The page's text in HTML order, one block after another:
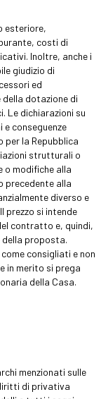
esteriore,
costi di
Inoltre, anche i
giudizio di
ed
dotazione di
Le dichiarazioni su
conseguenze
la Repubblica
strutturali o
o modifiche alla
precedente alla
diverso e
prezzo si intende
contratto e, quindi,
della proposta.
consigliati e non
in merito si prega
della Casa.
menzionati sulle
di privativa